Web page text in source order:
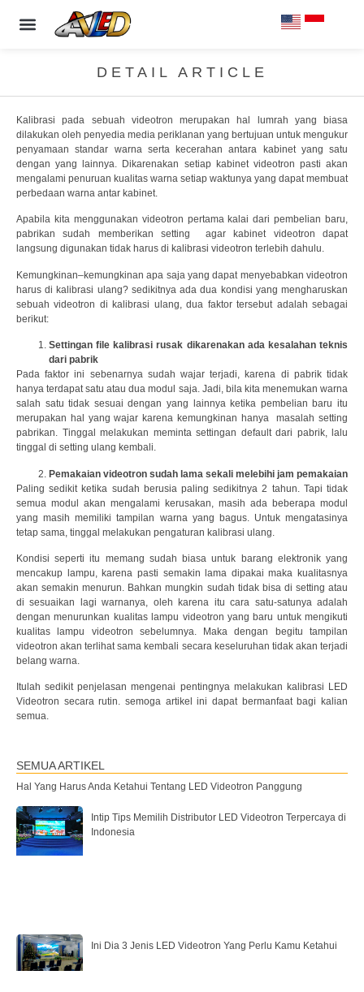
DETAIL ARTICLE
Kalibrasi pada sebuah videotron merupakan hal lumrah yang biasa
dilakukan oleh penyedia media periklanan yang bertujuan untuk mengukur
penyamaan standar warna serta kecerahan antara kabinet yang satu
dengan yang lainnya. Dikarenakan setiap kabinet videotron pasti akan
mengalami penuruan kualitas warna setiap waktunya yang dapat membuat
perbedaan warna antar kabinet.
Apabila kita menggunakan videotron pertama kalai dari pembelian baru,
pabrikan sudah memberikan setting agar kabinet videotron dapat
langsung digunakan tidak harus di kalibrasi videotron terlebih dahulu.
Kemungkinan–kemungkinan apa saja yang dapat menyebabkan videotron
harus di kalibrasi ulang? sedikitnya ada dua kondisi yang mengharuskan
sebuah videotron di kalibrasi ulang, dua faktor tersebut adalah sebagai
berikut:
Settingan file kalibrasi rusak dikarenakan ada kesalahan teknis
dari pabrik
Pada faktor ini sebenarnya sudah wajar terjadi, karena di pabrik tidak
hanya terdapat satu atau dua modul saja. Jadi, bila kita menemukan warna
salah satu tidak sesuai dengan yang lainnya ketika pembelian baru itu
merupakan hal yang wajar karena kemungkinan hanya masalah setting
pabrikan. Tinggal melakukan meminta settingan default dari pabrik, lalu
tinggal di setting ulang kembali.
Pemakaian videotron sudah lama sekali melebihi jam pemakaian
Paling sedikit ketika sudah berusia paling sedikitnya 2 tahun. Tapi tidak
semua modul akan mengalami kerusakan, masih ada beberapa modul
yang masih memiliki tampilan warna yang bagus. Untuk mengatasinya
tetap sama, tinggal melakukan pengaturan kalibrasi ulang.
Kondisi seperti itu memang sudah biasa untuk barang elektronik yang
mencakup lampu, karena pasti semakin lama dipakai maka kualitasnya
akan semakin menurun. Bahkan mungkin sudah tidak bisa di setting atau
di sesuaikan lagi warnanya, oleh karena itu cara satu-satunya adalah
dengan menurunkan kualitas lampu videotron yang baru untuk mengikuti
kualitas lampu videotron sebelumnya. Maka dengan begitu tampilan
videotron akan terlihat sama kembali secara keseluruhan tidak akan terjadi
belang warna.
Itulah sedikit penjelasan mengenai pentingnya melakukan kalibrasi LED
Videotron secara rutin. semoga artikel ini dapat bermanfaat bagi kalian
semua.
SEMUA ARTIKEL
Hal Yang Harus Anda Ketahui Tentang LED Videotron Panggung
Intip Tips Memilih Distributor LED Videotron Terpercaya di
Indonesia
Ini Dia 3 Jenis LED Videotron Yang Perlu Kamu Ketahui